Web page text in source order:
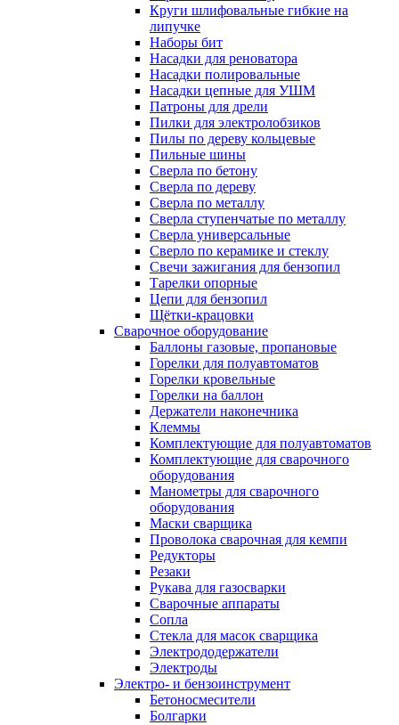
Круги шлифовальные гибкие на
липучке
Наборы бит
Насадки для реноватора
Насадки полировальные
Насадки цепные для УШМ
Патроны для дрели
Пилки для электролобзиков
Пилы по дереву кольцевые
Пильные шины
Сверла по бетону
Сверла по дереву
Сверла по металлу
Сверла ступенчатые по металлу
Сверла универсальные
Сверло по керамике и стеклу
Свечи зажигания для бензопил
Тарелки опорные
Цепи для бензопил
Щётки-крацовки
Сварочное оборудование
Баллоны газовые, пропановые
Горелки для полуавтоматов
Горелки кровельные
Горелки на баллон
Держатели наконечника
Клеммы
Комплектующие для полуавтоматов
Комплектующие для сварочного
оборудования
Манометры для сварочного
оборудования
Маски сварщика
Проволока сварочная для кемпи
Редукторы
Резаки
Рукава для газосварки
Сварочные аппараты
Сопла
Стекла для масок сварщика
Электрододержатели
Электроды
Электро- и бензоинструмент
Бетоносмесители
Болгарки